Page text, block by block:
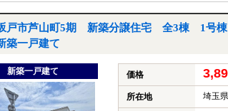
戸市芦山町5期 新築分譲住宅 全3棟 1号棟
築一戸建て
新築一戸建て 価格
所在地 埼玉